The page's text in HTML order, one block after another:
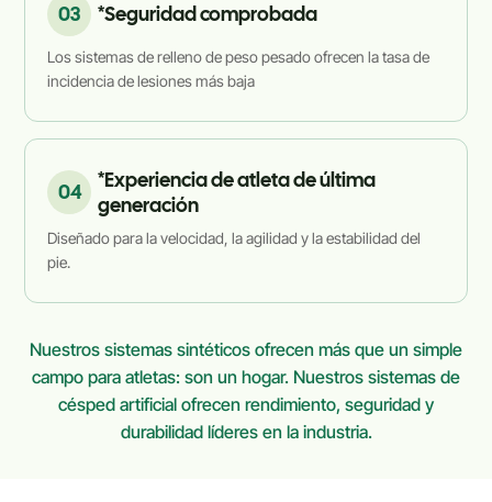
03 *Seguridad comprobada
Los sistemas de relleno de peso pesado ofrecen la tasa de
incidencia de lesiones más baja
04
*Experiencia de atleta de última
generación
Diseñado para la velocidad, la agilidad y la estabilidad del
pie.
Nuestros sistemas sintéticos ofrecen más que un simple
campo para atletas: son un hogar. Nuestros sistemas de
césped artificial ofrecen rendimiento, seguridad y
durabilidad líderes en la industria.